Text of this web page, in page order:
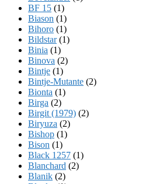
BF 15 (1)
Biason (1)
Bihoro (1)
Bildstar(1)
Binia (1)
Binova (2)
Bintje (1)
Bintje-Mutante (2)
Bionta (1)
Birga (2)
Birgit (1979) (2)
Biryuza (2)
Bishop (1)
Bison (1)
Black 1257 (1)
Blanchard (2)
Blanik (2)